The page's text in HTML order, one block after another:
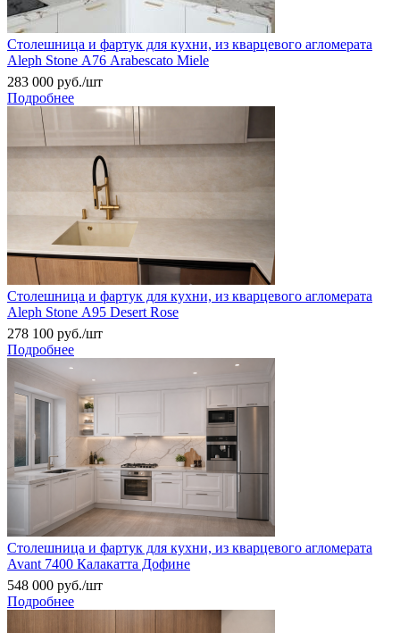
Столешница и фартук для кухни, из кварцевого агломерата
Aleph Stone А76 Arabescato Miele
283 000 руб./шт
Подробнее
Столешница и фартук для кухни, из кварцевого агломерата
Aleph Stone А95 Desert Rose
278 100 руб./шт
Подробнее
Столешница и фартук для кухни, из кварцевого агломерата
Avant 7400 Калакатта Дофине
548 000 руб./шт
Подробнее